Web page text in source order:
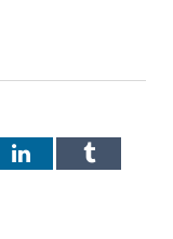
LinkedInTumblr